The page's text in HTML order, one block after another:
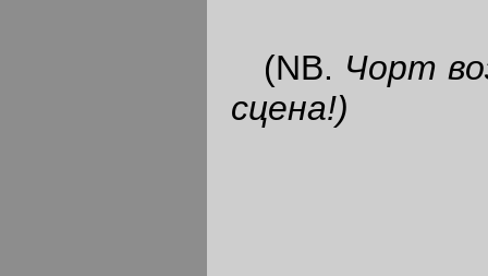
(NB. Чорт
сцена!)